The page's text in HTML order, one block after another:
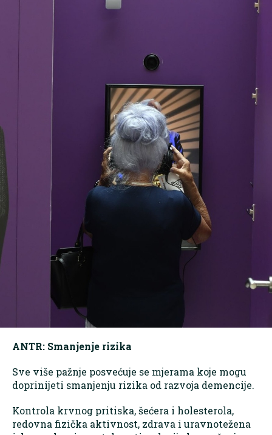
ANTR: Smanjenje rizika
Sve više pažnje posvećuje se mjerama koje mogu
doprinijeti smanjenju rizika od razvoja demencije.
Kontrola krvnog pritiska, šećera i holesterola,
redovna fizička aktivnost, zdrava i uravnotežena